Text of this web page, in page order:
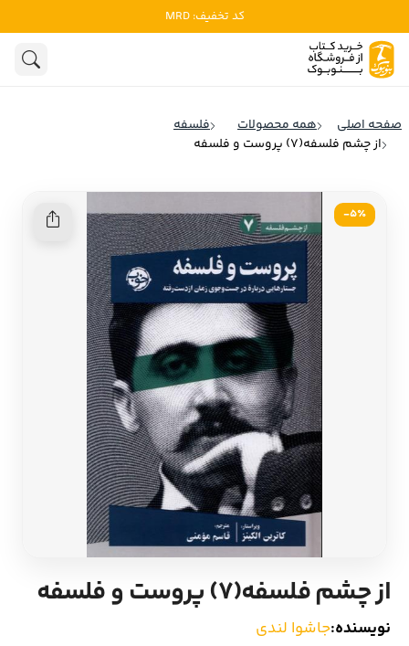
کد تخفیف: MRD
ادبیات
روانشناسی
تاریخ و سیاست
کودک و نوجوان
علوم اجتماعی
ادیان و اساطیر
ادبیات آمریکا
ادبیات ایتالیا
ادبیات روسیه
ادبیات آمریکای لاتین
ادبیات آلمان
ادبیات ترکیه
ادبیات آسیا
سایر کشورهای اروپا
داستان کوتاه
شعر و متون کهن
ادبیات
صفحه اصلی همه محصولات
فلسفه
از چشم فلسفه(7) پروست و فلسفه
5٪-
از چشم فلسفه(7) پروست و فلسفه
نویسنده:جاشوا لندی